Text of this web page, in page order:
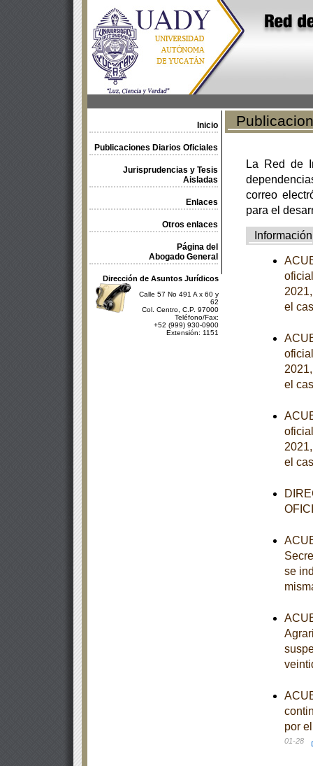
Inicio
Publicaciones Diarios Oficiales
Jurisprudencias y Tesis
Aisladas
Enlaces
Otros enlaces
Página del
Abogado General
Dirección de Asuntos Jurídicos
Calle 57 No 491 A x 60 y
62
Col. Centro, C.P. 97000
Teléfono/Fax:
+52 (999) 930-0900
Extensión: 1151
La Red de
correo
para el
Información
el
el
el
se
por
01-28